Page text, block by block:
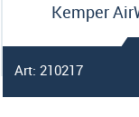
Kemper
Art: 210217